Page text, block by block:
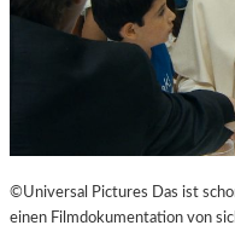
©Universal Pictures Das ist
einen Filmdokumentation von